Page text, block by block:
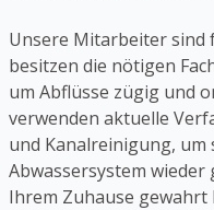
Unsere Mitarbeiter sind
besitzen die nötigen
um Abflüsse zügig und
verwenden aktuelle
und Kanalreinigung, um
Abwassersystem
Ihrem Zuhause gewahrt